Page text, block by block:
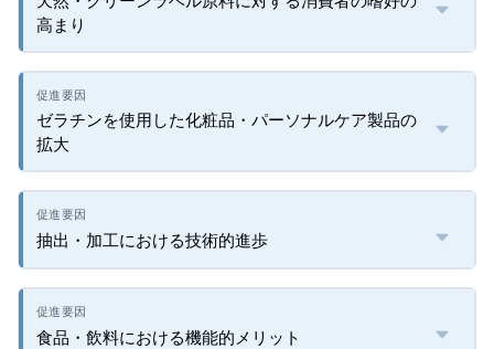
高まり
ゼラチンを使用した化粧品・パーソナルケア製品の
拡大
抽出・加工における技術的進歩
食品・飲料における機能的メリット